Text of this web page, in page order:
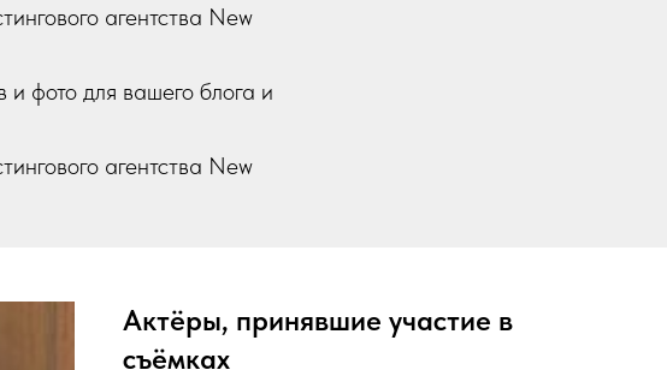
агентства New
фото для вашего блога и
агентства New
Актёры, принявшие участие в
съёмках